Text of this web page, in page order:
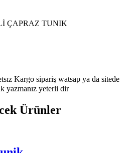
ÇAPRAZ TUNIK
Kargo sipariş watsap ya da sitede
yazmanız yeterli dir
Ürünler